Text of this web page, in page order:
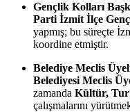
Gençlik Kolları
Parti İzmit İlçe
yapmış; bu süreçte
koordine etmiştir.
Belediye Meclis
Belediyesi Meclis
zamanda Kültür,
çalışmalarını